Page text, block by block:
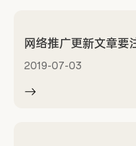
网络推广更新文章要
2019-07-03